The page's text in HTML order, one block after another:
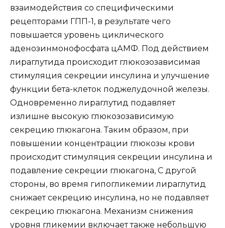
взаимодействия со специфическими
рецепторами ГПП-1, в результате чего
повышается уровень циклического
аденозинмонофосфата цАМФ. Под действием
лираглутида происходит глюкозозависимая
стимуляция секреции инсулина и улучшение
функции бета-клеток поджелудочной железы.
Одновременно лираглутид подавляет
излишне высокую глюкозозависимую
секрецию глюкагона. Таким образом, при
повышении концентрации глюкозы крови
происходит стимуляция секреции инсулина и
подавление секреции глюкагона, С другой
стороны, во время гипогликемии лираглутид
снижает секрецию инсулина, но не подавляет
секрецию глюкагона. Механизм снижения
уровня гликемии включает также небольшую